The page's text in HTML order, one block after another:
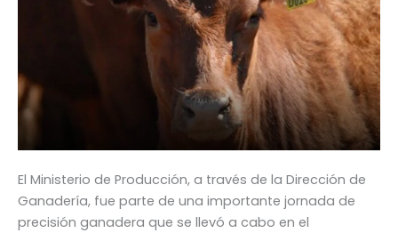
El Ministerio de Producción, a través de la Dirección de
Ganadería, fue parte de una importante jornada de
precisión ganadera que se llevó a cabo en el